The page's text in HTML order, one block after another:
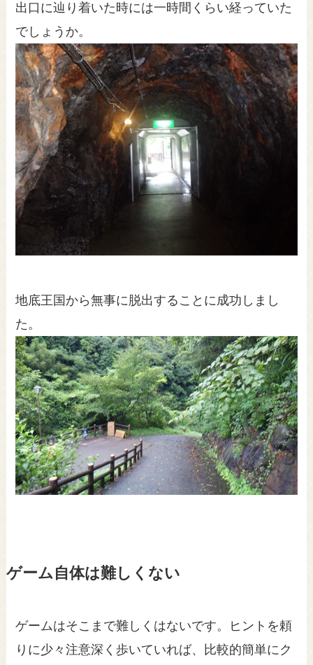
出口に辿り着いた時には一時間くらい経っていた
でしょうか。
地底王国から無事に脱出することに成功しまし
た。
ゲーム自体は難しくない
ゲームはそこまで難しくはないです。ヒントを頼
りに少々注意深く歩いていれば、比較的簡単にク